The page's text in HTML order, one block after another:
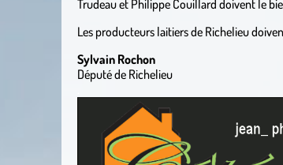
Trudeau et Philippe Couillard doivent le
Les producteurs laitiers de Richelieu
Sylvain Rochon
Député de Richelieu